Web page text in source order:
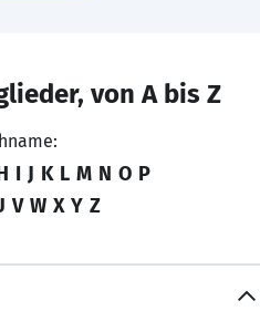
von A bis Z
I J K L M N O P
V W X Y Z